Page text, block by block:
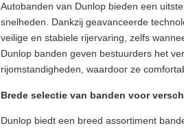
Autobanden van Dunlop bieden een
snelheden. Dankzij geavanceerde
veilige en stabiele rijervaring, zelfs
Dunlop banden geven bestuurders het
rijomstandigheden, waardoor ze
Brede selectie van banden voor
Dunlop biedt een breed assortiment